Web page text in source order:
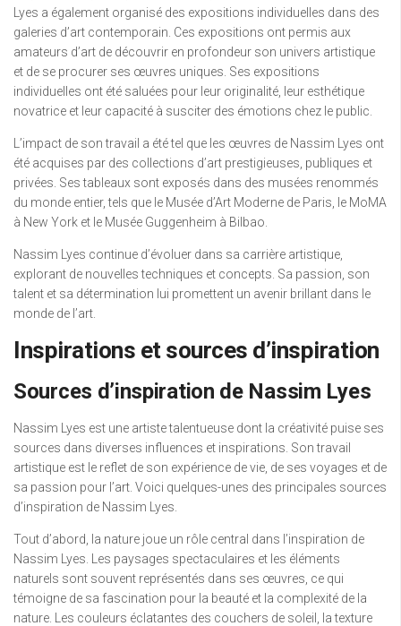
Lyes a également organisé des expositions individuelles dans des
galeries d’art contemporain. Ces expositions ont permis aux
amateurs d’art de découvrir en profondeur son univers artistique
et de se procurer ses œuvres uniques. Ses expositions
individuelles ont été saluées pour leur originalité, leur esthétique
novatrice et leur capacité à susciter des émotions chez le public.
L’impact de son travail a été tel que les œuvres de Nassim Lyes ont
été acquises par des collections d’art prestigieuses, publiques et
privées. Ses tableaux sont exposés dans des musées renommés
du monde entier, tels que le Musée d’Art Moderne de Paris, le MoMA
à New York et le Musée Guggenheim à Bilbao.
Nassim Lyes continue d’évoluer dans sa carrière artistique,
explorant de nouvelles techniques et concepts. Sa passion, son
talent et sa détermination lui promettent un avenir brillant dans le
monde de l’art.
Inspirations et sources d’inspiration
Sources d’inspiration de Nassim Lyes
Nassim Lyes est une artiste talentueuse dont la créativité puise ses
sources dans diverses influences et inspirations. Son travail
artistique est le reflet de son expérience de vie, de ses voyages et de
sa passion pour l’art. Voici quelques-unes des principales sources
d’inspiration de Nassim Lyes.
Tout d’abord, la nature joue un rôle central dans l’inspiration de
Nassim Lyes. Les paysages spectaculaires et les éléments
naturels sont souvent représentés dans ses œuvres, ce qui
témoigne de sa fascination pour la beauté et la complexité de la
nature. Les couleurs éclatantes des couchers de soleil, la texture